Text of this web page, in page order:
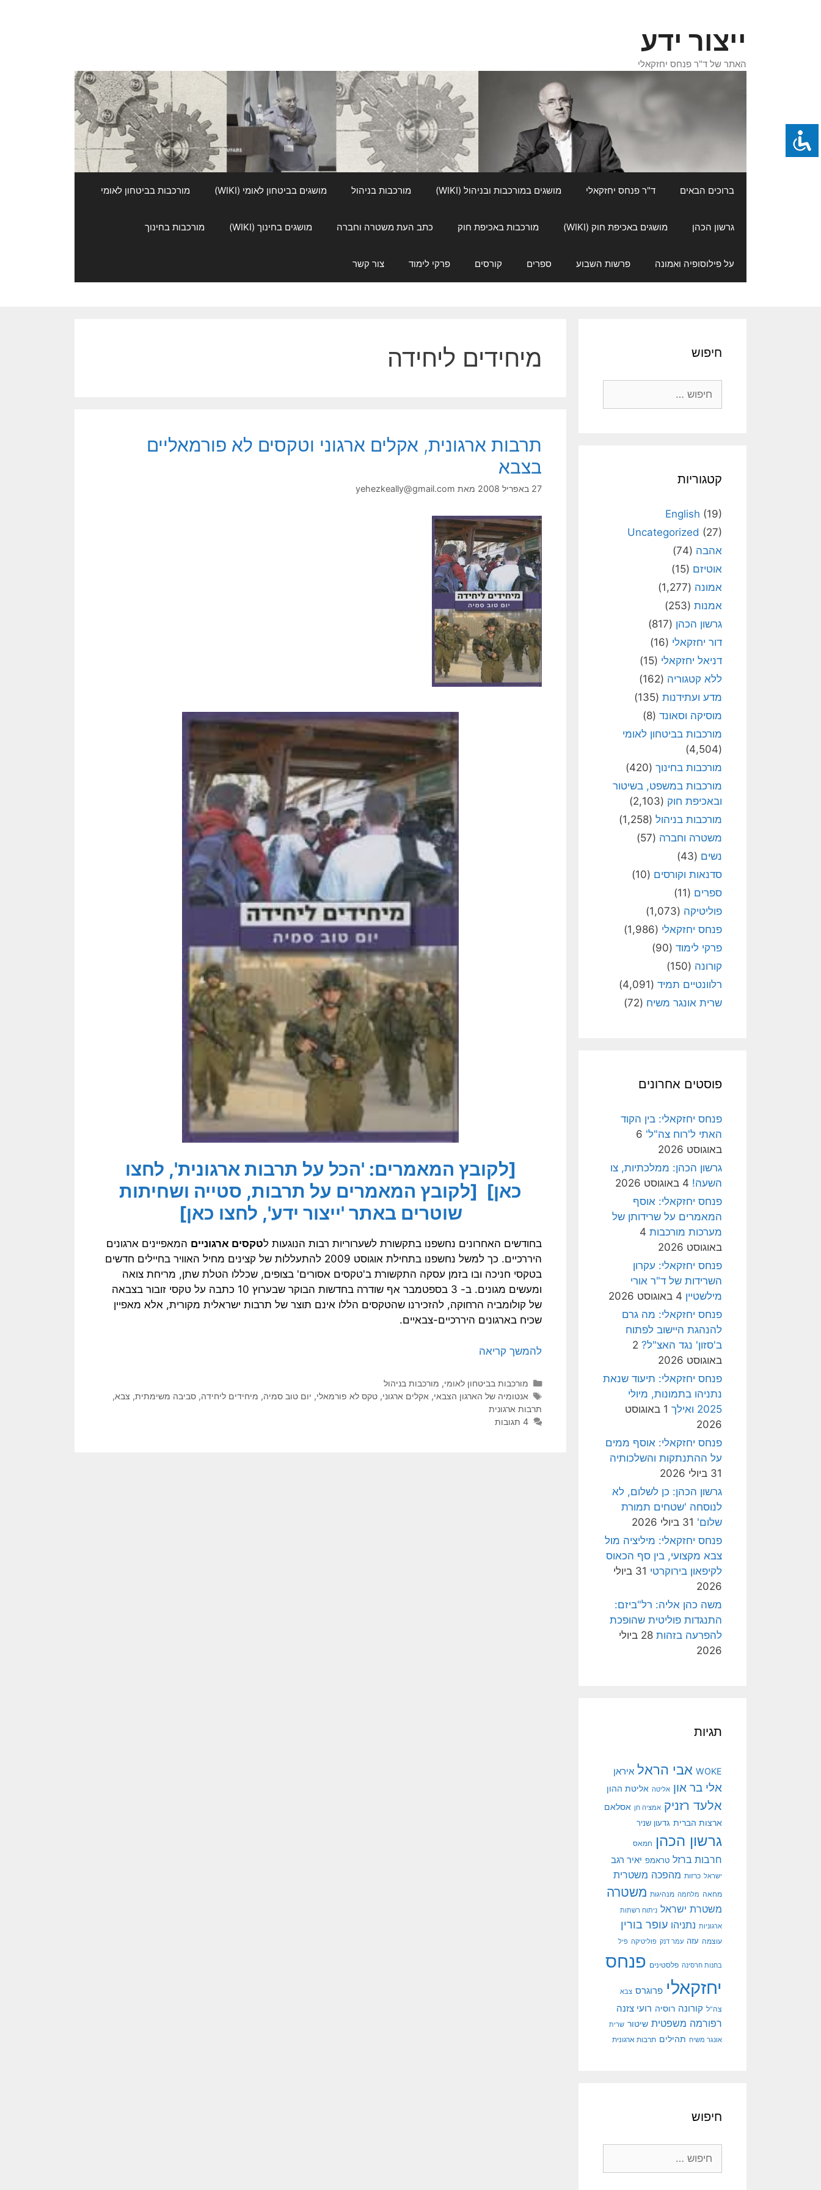
ייצור ידע
האתר של ד"ר פנחס יחזקאלי
ברוכים הבאים ד"ר פנחס יחזקאלי מושגים במורכבות ובניהול (WIKI) מורכבות בניהול מושגים בביטחון לאומי (WIKI) מורכבות בביטחון לאומי
גרשון הכהן מושגים באכיפת חוק (WIKI) מורכבות באכיפת חוק כתב העת משטרה וחברה מושגים בחינוך (WIKI) מורכבות בחינוך
על פילוסופיה ואמונה פרשות השבוע ספרים קורסים פרקי לימוד צור קשר
מיחידים ליחידה
תרבות ארגונית, אקלים ארגוני וטקסים לא פורמאליים
בצבא
27 באפריל 2008 מאת yehezkeally@gmail.com
[לקובץ המאמרים: 'הכל על תרבות ארגונית', לחצו
כאן] [לקובץ המאמרים על תרבות, סטייה ושחיתות
שוטרים באתר 'ייצור ידע', לחצו כאן]
בחודשים האחרונים נחשפנו בתקשורת לשערוריות רבות הנוגעות לטקסים ארגוניים המאפיינים ארגונים
היררכיים. כך למשל נחשפנו בתחילת אוגוסט 2009 להתעללות של קצינים מחיל האוויר בחיילים חדשים
בטקסי חניכה ובו בזמן עסקה התקשורת ב'טקסים אסורים' בצופים, שכללו הטלת שתן, מריחת צואה
ומעשים מגונים. ב- 3 בספטמבר אף שודרה בחדשות הבוקר שבערוץ 10 כתבה על טקסי זובור בצבאה
של קולומביה הרחוקה, להזכירנו שהטקסים הללו אינם תוצר של תרבות ישראלית מקורית, אלא מאפיין
שכיח בארגונים היררכיים-צבאיים.
להמשך קריאה
קטגוריות
מורכבות בביטחון לאומי, מורכבות בניהול
תגיות
אנטומיה של הארגון הצבאי, אקלים ארגוני, טקס לא פורמאלי, יום טוב סמיה, מיחידים ליחידה, סביבה משימתית, צבא,
תרבות ארגונית
4 תגובות
חיפוש
קטגוריות
English (19)
Uncategorized (27)
אהבה (74)
אוטיזם (15)
אמונה (1,277)
אמנות (253)
גרשון הכהן (817)
דור יחזקאלי (16)
דניאל יחזקאלי (15)
ללא קטגוריה (162)
מדע ועתידנות (135)
מוסיקה וסאונד (8)
מורכבות בביטחון לאומי
(4,504)
מורכבות בחינוך (420)
מורכבות במשפט, בשיטור
ובאכיפת חוק (2,103)
מורכבות בניהול (1,258)
משטרה וחברה (57)
נשים (43)
סדנאות וקורסים (10)
ספרים (11)
פוליטיקה (1,073)
פנחס יחזקאלי (1,986)
פרקי לימוד (90)
קורונה (150)
רלוונטיים תמיד (4,091)
שרית אונגר משיח (72)
פוסטים אחרונים
פנחס יחזקאלי: בין הקוד
האתי ל'רוח צה"ל' 6
באוגוסט 2026
גרשון הכהן: ממלכתיות, צו
השעה! 4 באוגוסט 2026
פנחס יחזקאלי: אוסף
המאמרים על שרידותן של
מערכות מורכבות 4
באוגוסט 2026
פנחס יחזקאלי: עקרון
השרידות של ד"ר אורי
מילשטיין 4 באוגוסט 2026
פנחס יחזקאלי: מה גרם
להנהגת היישוב לפתוח
ב'סזון' נגד האצ"ל? 2
באוגוסט 2026
פנחס יחזקאלי: תיעוד שנאת
נתניהו בתמונות, מיולי
2025 ואילך
1 באוגוסט
2026
פנחס יחזקאלי: אוסף ממים
על ההתנתקות והשלכותיה
31 ביולי 2026
גרשון הכהן: כן לשלום, לא
לנוסחה 'שטחים תמורת
שלום' 31 ביולי 2026
פנחס יחזקאלי: מיליציה מול
צבא מקצועי, בין סף הכאוס
לקיפאון בירוקרטי
31 ביולי
2026
משה כהן אליה: רל"ביזם:
התנגדות פוליטית שהופכת
להפרעה בזהות
28 ביולי
2026
תגיות
WOKE אבי הראל איראן
אלי בר און אליטה אליטת ההון
אלעד רזניק אמציה חן אסלאם
ארצות הברית גדעון שניר
גרשון הכהן חמאס
חרבות ברזל טראמפ יאיר רגב
ישראל כרזות מהפכה משטרית
מחאה מלחמה מנהיגות משטרה
משטרת ישראל ניתוח רשתות
ארגוניות נתניהו עופר בורין
עוצמה עזה עמר דנק פוליטיקה פיל
בחנות חרסינה פלסטינים פנחס
יחזקאלי פרוגרס צבא
צה"ל קורונה רוסיה רועי צזנה
רפורמה משפטית שיטור שרית
אונגר משיח תהילים תרבות ארגונית
חיפוש